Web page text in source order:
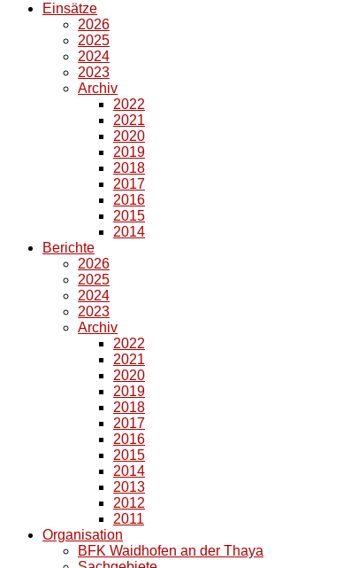
Einsätze
2026
2025
2024
2023
Archiv
2022
2021
2020
2019
2018
2017
2016
2015
2014
Berichte
2026
2025
2024
2023
Archiv
2022
2021
2020
2019
2018
2017
2016
2015
2014
2013
2012
2011
Organisation
BFK Waidhofen an der Thaya